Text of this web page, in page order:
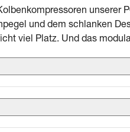
unserer
und dem schlanken
viel Platz. Und das